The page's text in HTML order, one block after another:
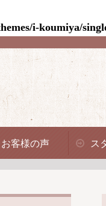
i-koumiya/
お客様の声 ス